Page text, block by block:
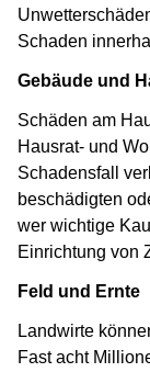
Schaden
Gebäude und
Schäden am
Hausrat- und
Schadensfall
beschädigten
wer wichtige
Einrichtung von
Feld und Ernte
Landwirte
Fast acht